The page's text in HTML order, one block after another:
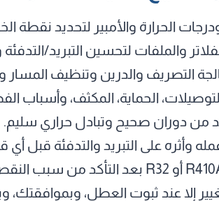
الحرارة والأمبير لتحديد نقطة
والملفات لتحسين التبريد/
التصريف والدرين وتنظيف المسار
الحماية، المكثف، وأسباب
من دوران صحيح وتبادل حراري سليم.
وأثره على التبريد والتدفئة قبل أي
إلا عند ثبوت العطل، وبموافقتك،